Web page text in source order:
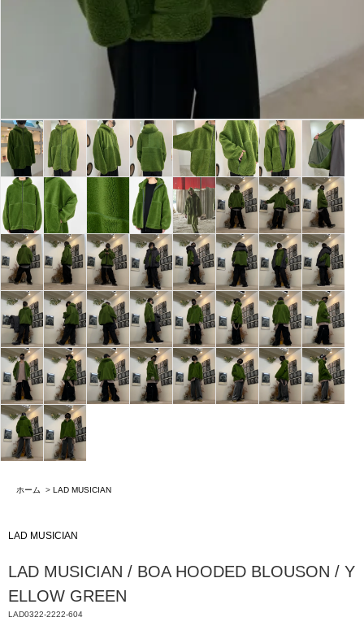
ホーム > LAD MUSICIAN
LAD MUSICIAN
LAD MUSICIAN / BOA HOODED BLOUSON / Y
ELLOW GREEN
LAD0322-2222-604